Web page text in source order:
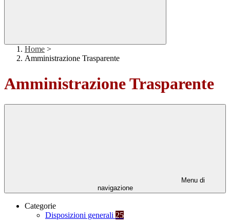
Home >
Amministrazione Trasparente
Amministrazione Trasparente
Menu di
navigazione
Categorie
Disposizioni generali 25